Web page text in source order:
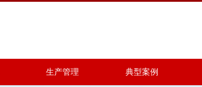
生产管理 典型案例